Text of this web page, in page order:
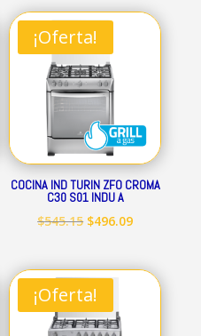
original
era:
$372.63.
actual
¡Oferta!
COCINA IND TURIN ZFO CROMA
C30 S01 INDU A
$545.15 El
original
era:
$545.15.
$496.09El
actual
¡Oferta!